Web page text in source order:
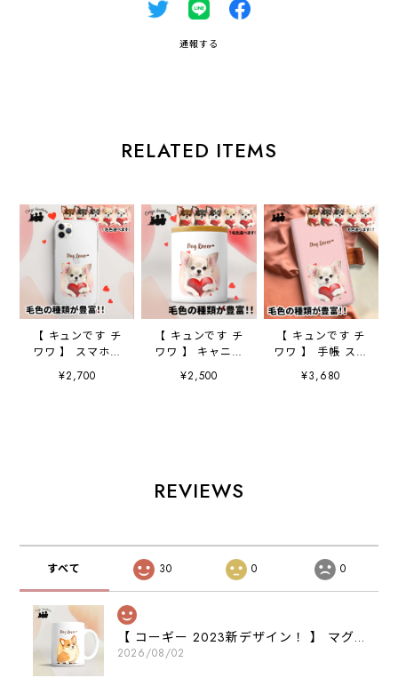
通報する
RELATED ITEMS
【 キュンです チ
ワワ 】 スマホケ
ース クリアソフ
トケース 犬 犬
¥2,700
【 キュンです チ
ワワ 】 キャニス
ター 保存容器
お家用 プレゼン
¥2,500
【 キュンです チ
ワワ 】 手帳 スマ
ホケース 犬 う
ちの子 プレゼン
¥3,680
REVIEWS
すべて 30 0 0
【 コーギー 2023新デザイン！ 】 マグカップ お家用 プレゼント 犬 うちの子 犬グッズ ギフト
2026/08/02